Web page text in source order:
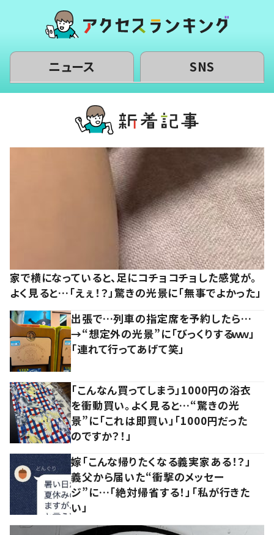
ニュース SNS
家で横になっていると、足にコチョコチョした感覚が。
よく見ると…「えぇ！？」驚きの光景に「無事でよかった」
出張で…列車の指定席を予約したら…
→“想定外の光景”に「びっくりするｗｗ」
「連れて行ってあげて笑」
「こんなん買ってしまう」1000円の浴衣
を衝動買い。よく見ると…“驚きの光
景”に「これは即買い」「1000円だった
のですか？！」
嫁「こんな帰りたくなる義実家ある！？」
義父から届いた“衝撃のメッセー
ジ”に…「絶対帰省する！」「私が行きた
い」